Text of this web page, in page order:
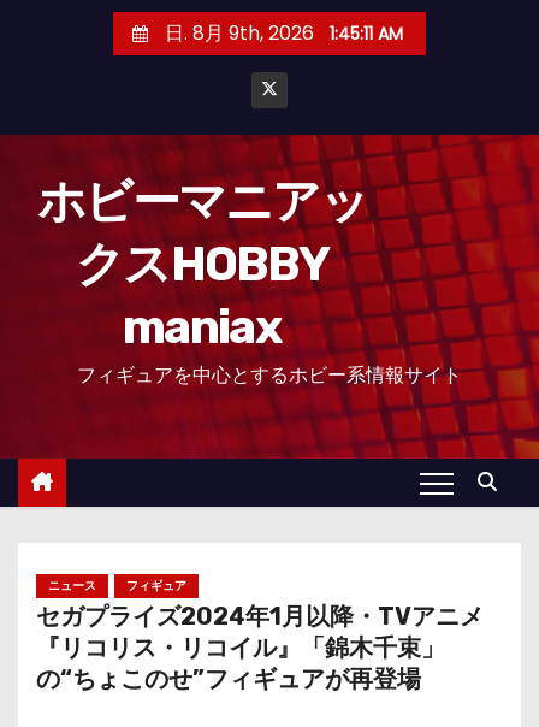
日. 8月 9th, 2026 1:45:12 AM
ホビーマニアッ
クスHOBBY
maniax
フィギュアを中心とするホビー系情報サイト
ニュース フィギュア
セガプライズ2024年1月以降・TVアニメ
『リコリス・リコイル』「錦木千束」
の“ちょこのせ”フィギュアが再登場